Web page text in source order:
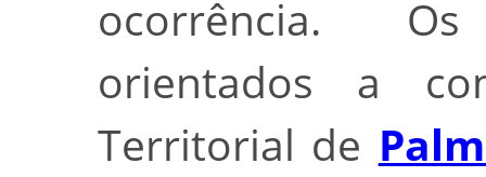
ocorrência.
orientados a
Territorial de